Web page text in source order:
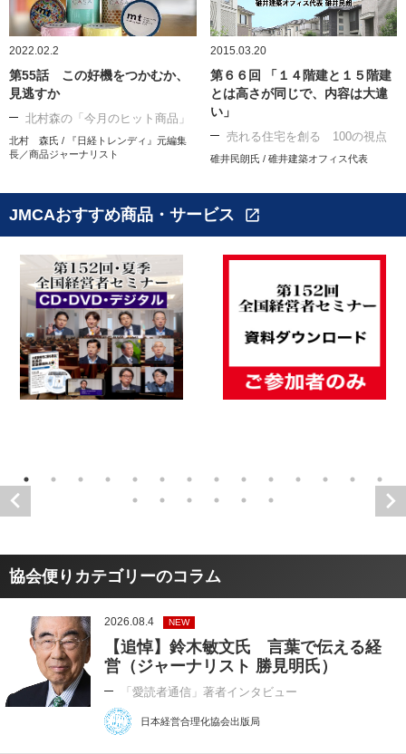
2022.02.2
第55話 この好機をつかむか、
見逃すか
北村森の「今月のヒット商品」
北村 森氏 / 『日経トレンディ』元編集
長／商品ジャーナリスト
2015.03.20
第６６回 「１４階建と１５階建
とは高さが同じで、内容は大違
い」
売れる住宅を創る 100の視点
碓井民朗氏 / 碓井建築オフィス代表
JMCAおすすめ商品・サービス open_in_new
協会便りカテゴリーのコラム
2026.08.4 NEW
【追悼】鈴木敏文氏 言葉で伝える経
営（ジャーナリスト 勝見明氏）
「愛読者通信」著者インタビュー
日本経営合理化協会出版局